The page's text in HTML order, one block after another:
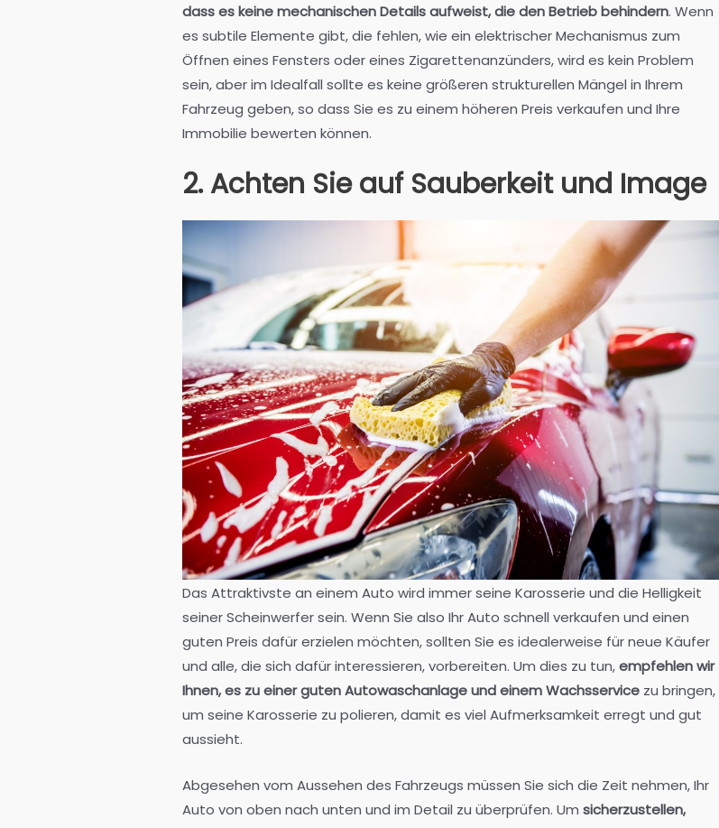
dass es keine mechanischen Details aufweist, die den Betrieb behindern. Wenn
es subtile Elemente gibt, die fehlen, wie ein elektrischer Mechanismus zum
Öffnen eines Fensters oder eines Zigarettenanzünders, wird es kein Problem
sein, aber im Idealfall sollte es keine größeren strukturellen Mängel in Ihrem
Fahrzeug geben, so dass Sie es zu einem höheren Preis verkaufen und Ihre
Immobilie bewerten können.
2. Achten Sie auf Sauberkeit und Image
Das Attraktivste an einem Auto wird immer seine Karosserie und die Helligkeit
seiner Scheinwerfer sein. Wenn Sie also Ihr Auto schnell verkaufen und einen
guten Preis dafür erzielen möchten, sollten Sie es idealerweise für neue Käufer
und alle, die sich dafür interessieren, vorbereiten. Um dies zu tun,empfehlen wir
Ihnen, es zu einer guten Autowaschanlage und einem Wachsservice zu bringen,
um seine Karosserie zu polieren, damit es viel Aufmerksamkeit erregt und gut
aussieht.
Abgesehen vom Aussehen des Fahrzeugs müssen Sie sich die Zeit nehmen, Ihr
Auto von oben nach unten und im Detail zu überprüfen. Um sicherzustellen,